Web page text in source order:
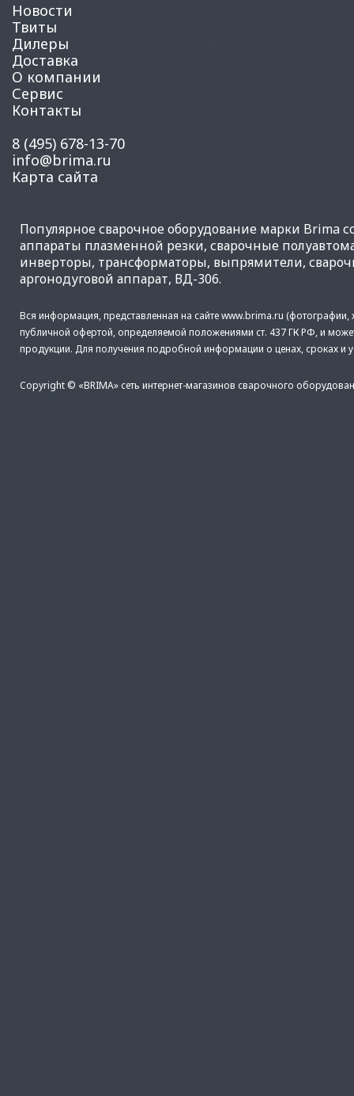
Новости
Твиты
Дилеры
Доставка
О компании
Сервис
Контакты
8 (495) 678-13-70
info@brima.ru
Карта сайта
Популярноесварочное оборудование марки Brima
аппараты плазменной резки, сварочные
инверторы, трансформаторы, выпрямители,
аргонодуговой аппарат, ВД-306.
Вся информация, представленная на сайте www.brima.ru (фотографии,
публичной офертой, определяемой положениями ст. 437 ГК РФ, и
продукции. Для получения подробной информации о ценах, сроках и
Copyright © «BRIMA» сеть интернет-магазинов сварочного